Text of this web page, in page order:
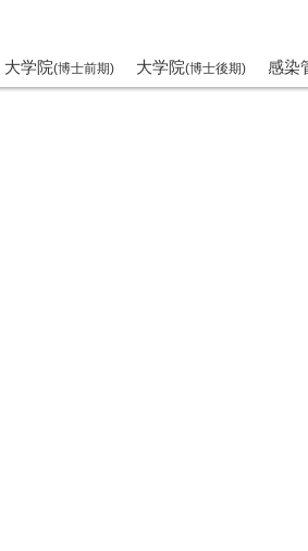
大学院(博士前期) 大学院(博士後期) 感染